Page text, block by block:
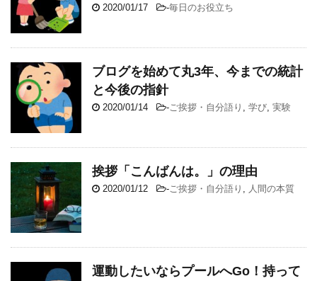
2020/01/17 -毎日のお役立ち
ブログを始めて丸3年、今までの統計
と今後の指針
2020/01/14 - ご挨拶・自分語り 学び 実験
挨拶「こんばんは。」の理由
2020/01/12 - ご挨拶・自分語り 人間の本質
運動したいならプールへGo！持って